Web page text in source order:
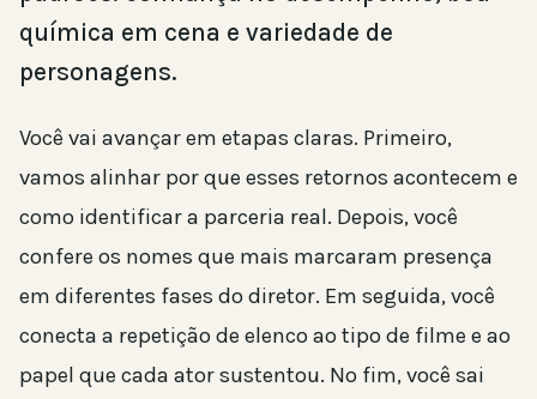
química em cena e variedade de
personagens.
Você vai avançar em etapas claras. Primeiro,
vamos alinhar por que esses retornos acontecem e
como identificar a parceria real. Depois, você
confere os nomes que mais marcaram presença
em diferentes fases do diretor. Em seguida, você
conecta a repetição de elenco ao tipo de filme e ao
papel que cada ator sustentou. No fim, você sai